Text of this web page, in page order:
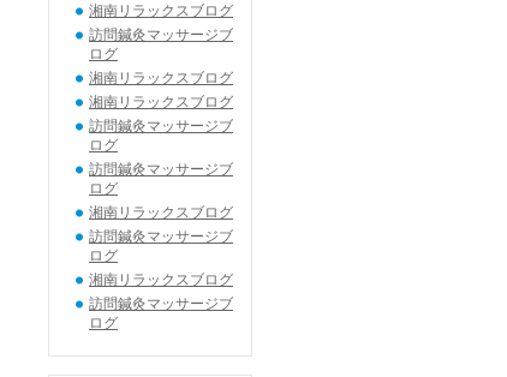
湘南リラックスブログ
訪問鍼灸マッサージブ
ログ
湘南リラックスブログ
湘南リラックスブログ
訪問鍼灸マッサージブ
ログ
訪問鍼灸マッサージブ
ログ
湘南リラックスブログ
訪問鍼灸マッサージブ
ログ
湘南リラックスブログ
訪問鍼灸マッサージブ
ログ